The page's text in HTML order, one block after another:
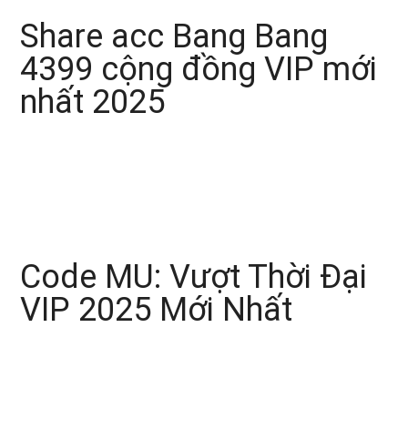
Share acc Bang Bang
4399 cộng đồng VIP mới
nhất 2025
Code MU: Vượt Thời Đại
VIP 2025 Mới Nhất